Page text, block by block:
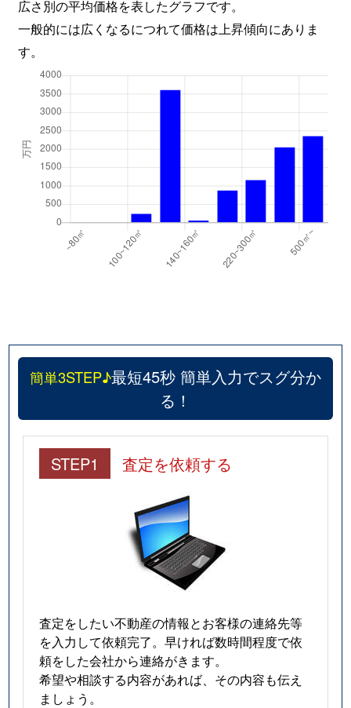
広さ別の平均価格を表したグラフです。
一般的には広くなるにつれて価格は上昇傾向にありま
す。
簡単3STEP♪最短45秒 簡単入力でスグ分か
る！
STEP1 査定を依頼する
査定をしたい不動産の情報とお客様の連絡先等
を入力して依頼完了。早ければ数時間程度で依
頼をした会社から連絡がきます。
希望や相談する内容があれば、その内容も伝え
ましょう。